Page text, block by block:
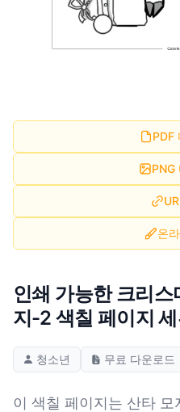
PDF
PNG
온
인쇄 가능한 크리스
지-2 색칠 페이지
청소년 무료 다운로드
이 색칠 페이지는 산타